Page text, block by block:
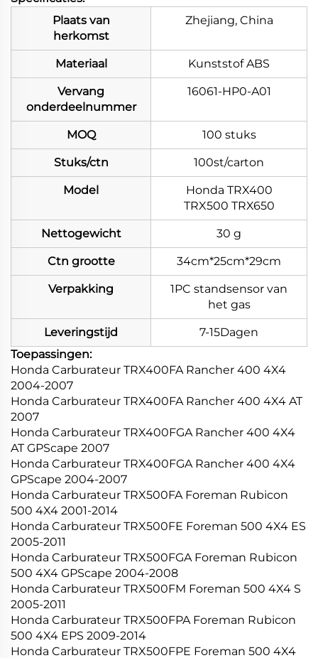
Plaats van
herkomst
Zhejiang, China
Materiaal Kunststof ABS
Vervang
onderdeelnummer
16061-HP0-A01
MOQ 100 stuks
Stuks/ctn 100st/carton
Model
Honda TRX400
TRX500 TRX650
Nettogewicht 30 g
Ctn grootte 34cm*25cm*29cm
Verpakking
1PC standsensor van
het gas
Leveringstijd
7-15Dagen
Toepassingen:
Honda Carburateur TRX400FA Rancher 400 4X4
2004-2007
Honda Carburateur TRX400FA Rancher 400 4X4 AT
2007
Honda Carburateur TRX400FGA Rancher 400 4X4
AT GPScape 2007
Honda Carburateur TRX400FGA Rancher 400 4X4
GPScape 2004-2007
Honda Carburateur TRX500FA Foreman Rubicon
500 4X4 2001-2014
Honda Carburateur TRX500FE Foreman 500 4X4 ES
2005-2011
Honda Carburateur TRX500FGA Foreman Rubicon
500 4X4 GPScape 2004-2008
Honda Carburateur TRX500FM Foreman 500 4X4 S
2005-2011
Honda Carburateur TRX500FPA Foreman Rubicon
500 4X4 EPS 2009-2014
Honda Carburateur TRX500FPE Foreman 500 4X4